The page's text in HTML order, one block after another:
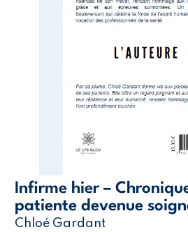
Infirme hier –
patiente devenue
Chloé Gardant